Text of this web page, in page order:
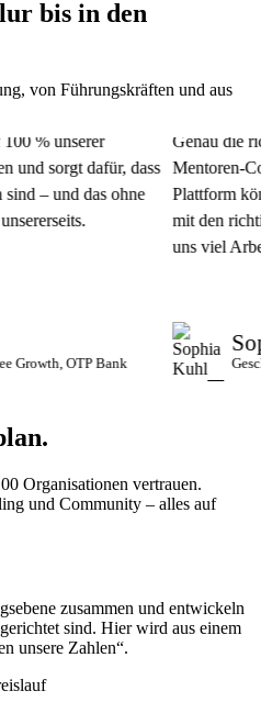
bis in den
von Führungskräften und aus
% unserer
sorgt dafür, dass
– und das ohne
OTP Bank
Genau die
Mentoren-
Plattform
mit den
uns viel
Organisationen vertrauen.
und Community – alles auf
zusammen und entwickeln
sind. Hier wird aus einem
unsere Zahlen“.